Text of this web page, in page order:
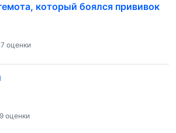
который боялся прививок
оценки
оценки